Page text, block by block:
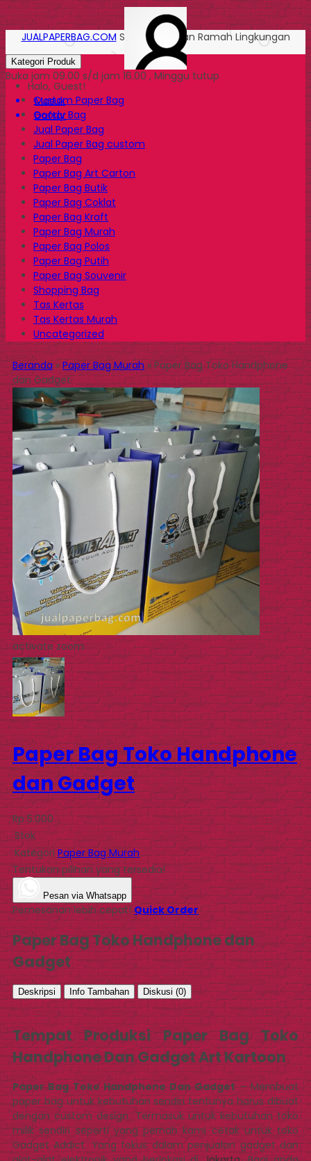
Halo, Guest!
Masuk
Daftar
JUALPAPERBAG.COM Solusi Kemasan Ramah Lingkungan
Kategori Produk
Buka jam 09.00 s/d jam 16.00 , Minggu tutup
Custom Paper Bag
Goody Bag
Jual Paper Bag
Jual Paper Bag custom
Paper Bag
Paper Bag Art Carton
Paper Bag Butik
Paper Bag Coklat
Paper Bag Kraft
Paper Bag Murah
Paper Bag Polos
Paper Bag Putih
Paper Bag Souvenir
Shopping Bag
Tas Kertas
Tas Kertas Murah
Uncategorized
Beranda»Paper Bag Murah»Paper Bag Toko Handphone
dan Gadget
activate zoom
Paper Bag Toko Handphone
dan Gadget
Rp 5.000
Stok
Kategori Paper Bag Murah
Tentukan pilihan yang tersedia!
Pesan via Whatsapp
Pemesanan lebih cepat!Quick Order
Paper Bag Toko Handphone dan
Gadget
Deskripsi Info Tambahan Diskusi (0)
Tempat Produksi Paper Bag Toko
Handphone Dan Gadget Art Kartoon
Paper Bag Toko Handphone Dan Gadget– Membuat
paper bag untuk kebutuhan sendiri tentunya harus dibuat
dengan custom design. Termasuk untuk kebutuhan toko
milik sendiri seperti yang pernah kami cetak untuk toko
Gadget Addict. Yang fokus dalam penjualan gadget dan